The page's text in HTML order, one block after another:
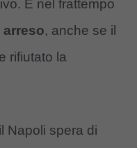
E nel frattempo
arreso, anche se il
rifiutato la
Napoli spera di